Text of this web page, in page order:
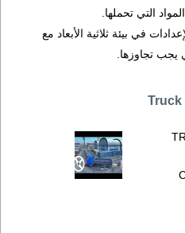
التي تحملها.
في بيئة ثلاثية الأبعاد مع
يجب تجاوزها.